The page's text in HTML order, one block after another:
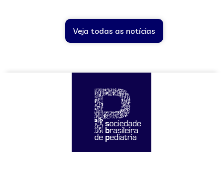
Veja todas as notícias